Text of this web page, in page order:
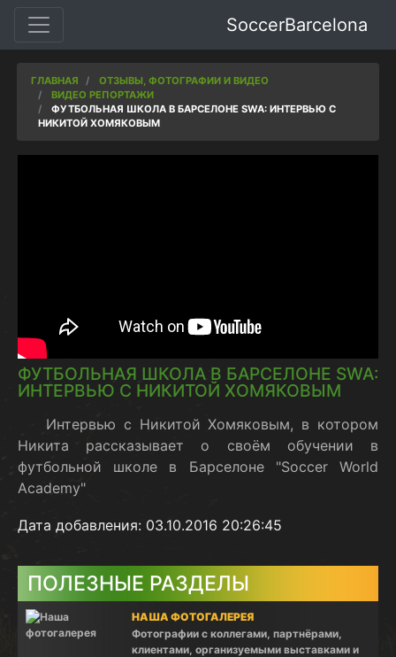
SoccerBarcelona
ГЛАВНАЯ
ОТЗЫВЫ, ФОТОГРАФИИ И ВИДЕО
ВИДЕО РЕПОРТАЖИ
ФУТБОЛЬНАЯ ШКОЛА В БАРСЕЛОНЕ SWA: ИНТЕРВЬЮ С
НИКИТОЙ ХОМЯКОВЫМ
ФУТБОЛЬНАЯ ШКОЛА В БАРСЕЛОНЕ SWA:
ИНТЕРВЬЮ С НИКИТОЙ ХОМЯКОВЫМ
Интервью с Никитой Хомяковым, в котором
Никита рассказывает о своём обучении в
футбольной школе в Барселоне "Soccer World
Academy"
Дата добавления: 03.10.2016 20:26:45
ПОЛЕЗНЫЕ РАЗДЕЛЫ
НАША ФОТОГАЛЕРЕЯ
Фотографии с коллегами, партнёрами,
клиентами, организуемыми выставками и